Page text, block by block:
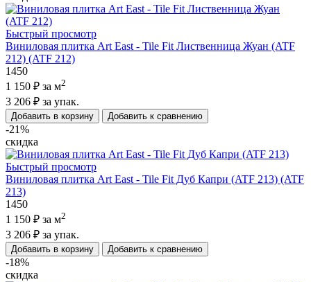
Быстрый просмотр
Виниловая плитка Art East - Tile Fit Лиственница Жуан (ATF
212) (ATF 212)
1450
1 150 ₽ за м2
3 206 ₽ за упак.
Добавить в корзину Добавить к сравнению
-21%
скидка
Быстрый просмотр
Виниловая плитка Art East - Tile Fit Дуб Капри (ATF 213) (ATF
213)
1450
1 150 ₽ за м2
3 206 ₽ за упак.
Добавить в корзину Добавить к сравнению
-18%
скидка